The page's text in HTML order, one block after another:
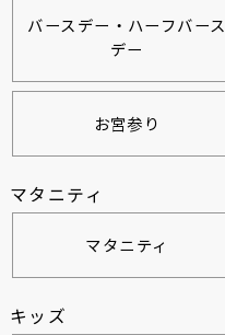
バースデー・ハーフバース
デー
お宮参り
マタニティ
マタニティ
キッズ